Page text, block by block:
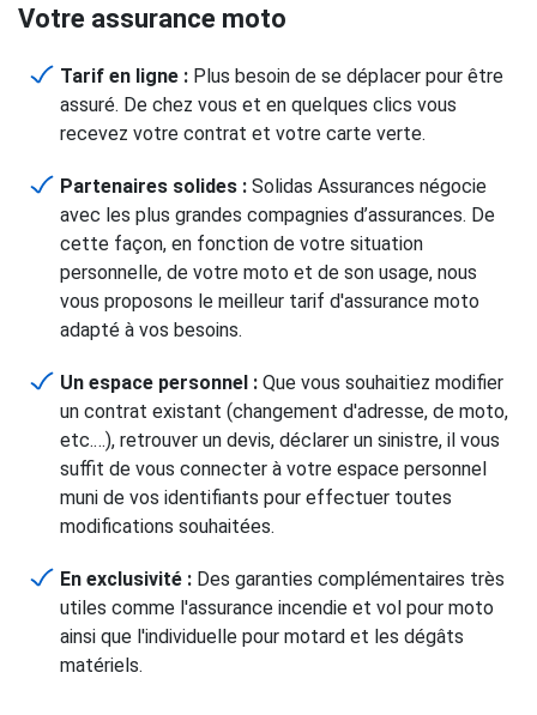
Votre assurance moto
Tarif en ligne : Plus besoin de se déplacer pour être
assuré. De chez vous et en quelques clics vous
recevez votre contrat et votre carte verte.
Partenaires solides : Solidas Assurances négocie
avec les plus grandes compagnies d’assurances. De
cette façon, en fonction de votre situation
personnelle, de votre moto et de son usage, nous
vous proposons le meilleur tarif d'assurance moto
adapté à vos besoins.
Un espace personnel : Que vous souhaitiez modifier
un contrat existant (changement d'adresse, de moto,
etc.…), retrouver un devis, déclarer un sinistre, il vous
suffit de vous connecter à votre espace personnel
muni de vos identifiants pour effectuer toutes
modifications souhaitées.
En exclusivité : Des garanties complémentaires très
utiles comme l'assurance incendie et vol pour moto
ainsi que l'individuelle pour motard et les dégâts
matériels.